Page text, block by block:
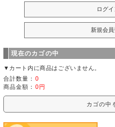
現在のカゴの中
▼カート内に商品はございません。
合計数量： 0
商品金額： 0円
カゴの中